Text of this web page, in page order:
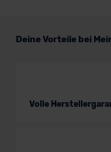
Deine Vorteile bei
Volle